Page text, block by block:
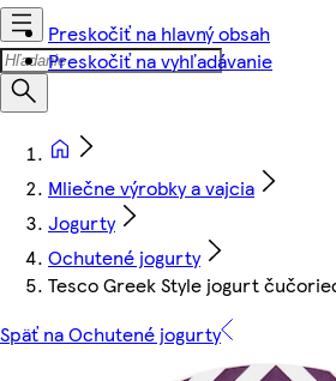
Preskočiť na hlavný obsah
Preskočiť na vyhľadávanie
Mliečne výrobky a vajcia
Jogurty
Ochutené jogurty
Tesco Greek Style jogurt
Späť na Ochutené jogurty